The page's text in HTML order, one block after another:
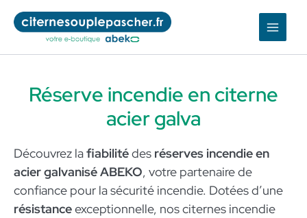
contenu
Réserve incendie en citerne
acier galva
Découvrez lafiabilitédes réserves incendie en
acier galvanisé ABEKO, votre partenaire de
confiance pour la sécurité incendie. Dotées d’une
résistanceexceptionnelle, nos citernes incendie